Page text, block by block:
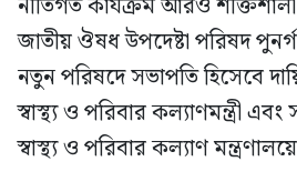
জাতীয় ঔষধ উপদেষ্টা পরিষদ
নতুন পরিষদে সভাপতি হিসেবে
স্বাস্থ্য ও পরিবার কল্যাণমন্ত্রী
স্বাস্থ্য ও পরিবার কল্যাণ